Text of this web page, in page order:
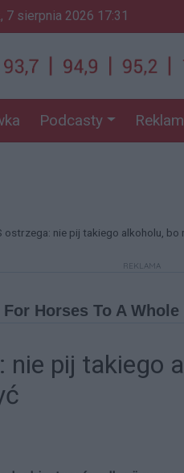
7 sierpnia 2026 17:31
Podcasty
ostrzega: nie pij takiego alkoholu, bo
REKLAMA
nie pij takiego